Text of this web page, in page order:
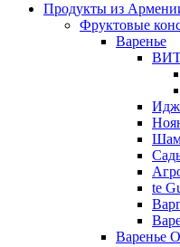
Продукты из
Фруктовые
Варенье
te
Варенье